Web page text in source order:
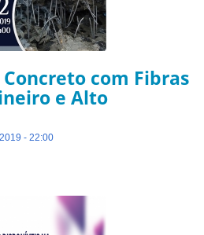
com Fibras
e Alto
- 22:00